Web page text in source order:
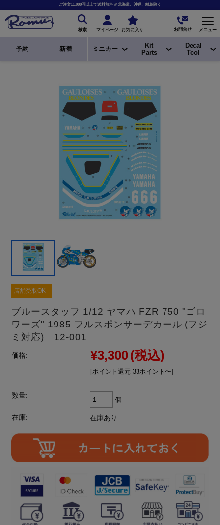
ご注文11,000円以上で送料無料 ※北海道、沖縄、離島除く
検索 マイページ お気に入り お問合せ メニュー
予約 新着 ミニカー
Kit
Parts
Decal
Tool
店舗受取OK
ブルースタッフ 1/12 ヤマハ FZR 750 "ゴロ
ワーズ" 1985 フルスポンサーデカール (フジ
ミ対応) 12-001
価格: ¥3,300(税込)
[ポイント還元 33ポイント〜]
数量:
個
在庫: 在庫あり